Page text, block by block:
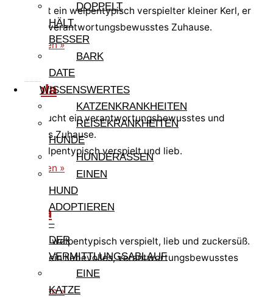
DOPPELT
HÄLT
BESSER
BARK
DATE
WISSENSWERTES
KATZENKRANKHEITEN
REISEKRANKHEITEN
HUNDE
HUNDERASSEN
EINEN
HUND
ADOPTIEREN
–
DER
VERMITTLUNGSABLAUF
EINE
KATZE
Giorgio ist ein welpentypisch verspielter kleiner Kerl, er
sucht ein verantwortungsbewusstes Zuhause.
weiterlesen »
Gigliola
Gigloila sucht ein verantwortungsbewusstes und
liebevolles Zuhause.
Sie ist welpentypisch verspielt und lieb.
weiterlesen »
Gisella
Gisella ist welpentypisch verspielt, lieb und zuckersüß.
Sie sucht ein liebevolles, verantwortungsbewusstes
Zuhause.
weiterlesen »